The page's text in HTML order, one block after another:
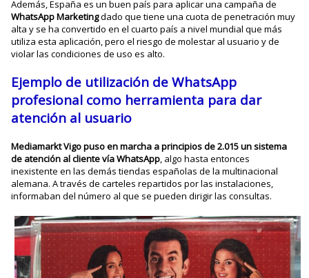
Además, España es un buen país para aplicar una campaña de
WhatsApp Marketingdado que tiene una cuota de penetración muy
alta y se ha convertido en el cuarto país a nivel mundial que más
utiliza esta aplicación, pero el riesgo de molestar al usuario y de
violar las condiciones de uso es alto.
Ejemplo de utilización de WhatsApp
profesional como herramienta para dar
atención al usuario
Mediamarkt Vigopuso en marcha a principios de 2.015 un sistema
de atención al cliente vía WhatsApp, algo hasta entonces
inexistente en las demás tiendas españolas de la multinacional
alemana. A través de carteles repartidos por las instalaciones,
informaban del número al que se pueden dirigir las consultas.